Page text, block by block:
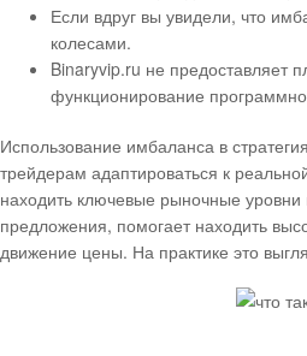
Если вдруг вы увидели, что
колесами.
Binaryvip.ru не предоставляет
функционирование
Использование имбаланса в
трейдерам адаптироваться к
находить ключевые рыночные
предложения, помогает находить
движение цены. На практике это